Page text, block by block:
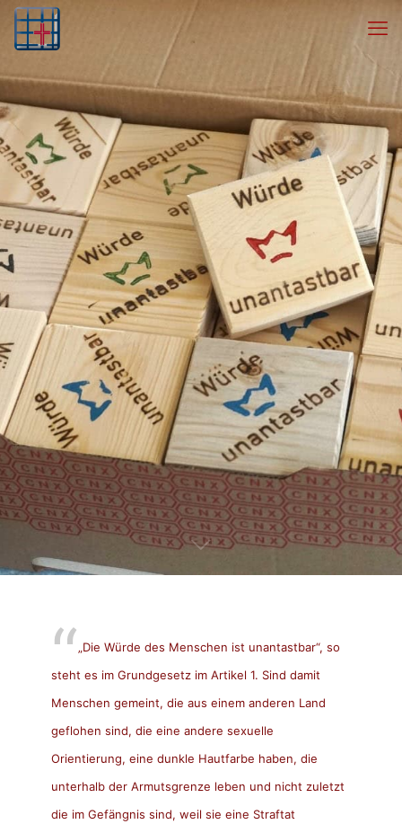
„Die Würde des Menschen ist unantastbar“, so
steht es im Grundgesetz im Artikel 1. Sind damit
Menschen gemeint, die aus einem anderen Land
geflohen sind, die eine andere sexuelle
Orientierung, eine dunkle Hautfarbe haben, die
unterhalb der Armutsgrenze leben und nicht zuletzt
die im Gefängnis sind, weil sie eine Straftat